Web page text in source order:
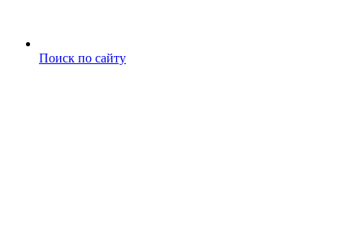
Поиск по сайту